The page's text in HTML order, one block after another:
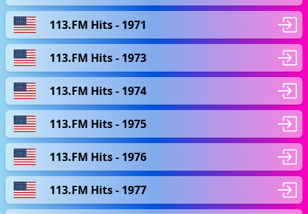
113.FM Hits - 1971
113.FM Hits - 1973
113.FM Hits - 1974
113.FM Hits - 1975
113.FM Hits - 1976
113.FM Hits - 1977